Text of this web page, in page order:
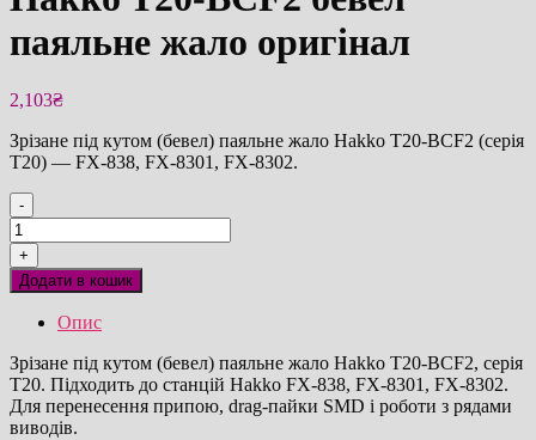
паяльне жало оригінал
2,103₴
Зрізане під кутом (бевел) паяльне жало Hakko T20-BCF2 (серія
T20) — FX-838, FX-8301, FX-8302.
-
Hakko
T20-
BCF2
бевел
паяльне
оригінал
кількість
+
Додати в кошик
Опис
Зрізане під кутом (бевел) паяльне жало Hakko T20-BCF2, серія
T20. Підходить до станцій Hakko FX-838, FX-8301, FX-8302.
Для перенесення припою, drag-пайки SMD і роботи з рядами
виводів.